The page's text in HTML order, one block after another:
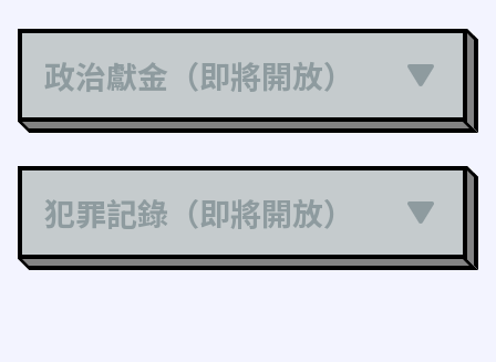
政治獻金（即將開放）
犯罪記錄（即將開放）